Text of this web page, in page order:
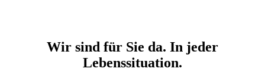
Wir sind für Sie da. In jeder
Lebenssituation.